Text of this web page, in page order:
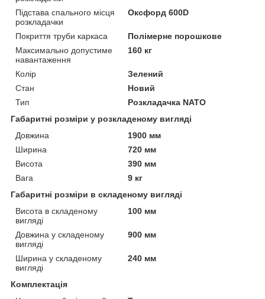
Підстава спального місця
розкладачки
Оксфорд 600D
Покриття труби каркаса
Полімерне порошкове
Максимально допустиме
навантаження
160 кг
Колір
Зелений
Стан
Новий
Тип
Розкладачка NАТО
Габаритні розміри у розкладеному вигляді
Довжина
1900 мм
Ширина
720 мм
Висота
390 мм
Вага
9 кг
Габаритні розміри в складеному вигляді
Висота в складеному
вигляді
100 мм
Довжина у складеному
вигляді
900 мм
Ширина у складеному
вигляді
240 мм
Комплектація